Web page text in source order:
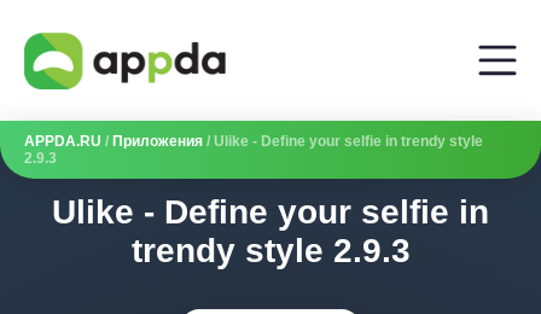
APPDA.RU / Приложения / Ulike - Define your selfie in trendy style
2.9.3
Ulike - Define your selfie in
trendy style 2.9.3